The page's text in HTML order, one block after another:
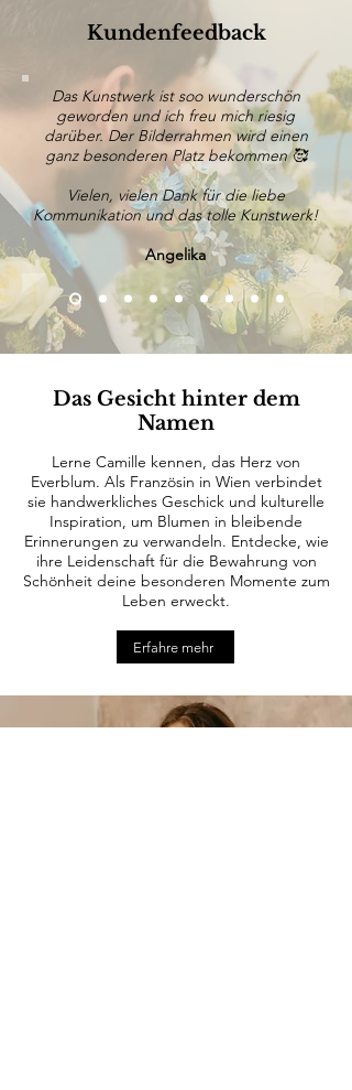
Kundenfeedback
Das Kunstwerk ist soo wunderschön
geworden und ich freu mich riesig
darüber. Der Bilderrahmen wird einen
ganz besonderen Platz bekommen 🥰
Vielen, vielen Dank für die liebe
Kommunikation und das tolle Kunstwerk!
Angelika
Das Gesicht hinter dem
Namen
Lerne Camille kennen, das Herz von
Everblum. Als Französin in Wien verbindet
sie handwerkliches Geschick und kulturelle
Inspiration, um Blumen in bleibende
Erinnerungen zu verwandeln. Entdecke, wie
ihre Leidenschaft für die Bewahrung von
Schönheit deine besonderen Momente zum
Leben erweckt.
Erfahre mehr